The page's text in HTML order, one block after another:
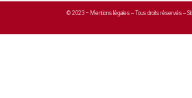
© 2023 – Mentions légales – Tous droits réservés –